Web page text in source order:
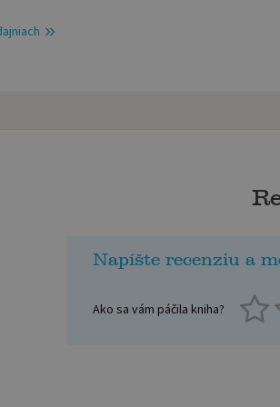
Napíšte recenziu a
Ako sa vám páčila kniha?